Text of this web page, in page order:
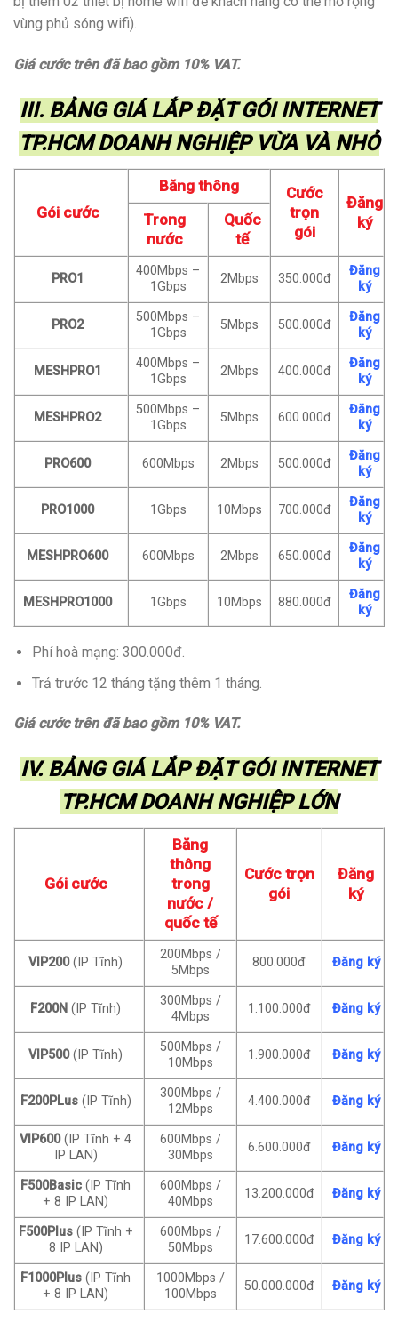
vùng phủ sóng wifi).
Giá cước trên đã bao gồm 10% VAT.
III. BẢNG GIÁ LẮP ĐẶT GÓI INTERNET
TP.HCM DOANH NGHIỆP VỪA VÀ NHỎ
Gói cước
Băng thông
Cước
trọn
gói
Đăng
ký
Trong
nước
Quốc
tế
PRO1
400Mbps –
1Gbps
2Mbps 350.000đ
Đăng
ký
PRO2
500Mbps –
1Gbps
5Mbps 500.000đ
Đăng
ký
MESHPRO1
400Mbps –
1Gbps
2Mbps 400.000đ
Đăng
ký
MESHPRO2
500Mbps –
1Gbps
5Mbps 600.000đ
Đăng
ký
PRO600 600Mbps 2Mbps 500.000đ
Đăng
ký
PRO1000 1Gbps 10Mbps 700.000đ
Đăng
ký
MESHPRO600 600Mbps 2Mbps 650.000đ
Đăng
ký
MESHPRO1000 1Gbps 10Mbps 880.000đ
Đăng
ký
Phí hoà mạng: 300.000đ.
Trả trước 12 tháng tặng thêm 1 tháng.
Giá cước trên đã bao gồm 10% VAT.
IV. BẢNG GIÁ LẮP ĐẶT GÓI INTERNET
TP.HCM DOANH NGHIỆP LỚN
Gói cước
Băng
thông
trong
nước /
quốc tế
Cước trọn
gói
Đăng
ký
VIP200(IP Tĩnh)
200Mbps /
5Mbps
800.000đ Đăng ký
F200N (IP Tĩnh)
300Mbps /
4Mbps
1.100.000đ Đăng ký
VIP500(IP Tĩnh)
500Mbps /
10Mbps
1.900.000đ Đăng ký
F200PLus(IP Tĩnh)
300Mbps /
12Mbps
4.400.000đ Đăng ký
VIP600(IP Tĩnh + 4
IP LAN)
600Mbps /
30Mbps
6.600.000đ Đăng ký
F500Basic (IP Tĩnh
+ 8 IP LAN)
600Mbps /
40Mbps
13.200.000đ Đăng ký
F500Plus(IP Tĩnh +
8 IP LAN)
600Mbps /
50Mbps
17.600.000đ Đăng ký
F1000Plus (IP Tĩnh
+ 8 IP LAN)
1000Mbps /
100Mbps
50.000.000đ Đăng ký